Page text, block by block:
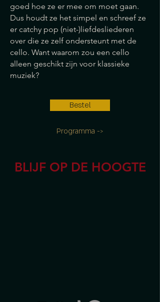
goed hoe ze er mee om moet gaan.
Dus houdt ze het simpel en schreef ze
er catchy pop (niet-)liefdesliederen
over die ze zelf ondersteunt met de
cello. Want waarom zou een cello
alleen geschikt zijn voor klassieke
muziek?
Bestel
Programma ->
BLIJF OP DE HOOGTE